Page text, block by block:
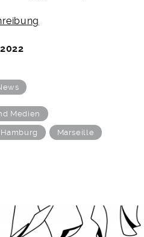
Medien
Hamburg Marseille